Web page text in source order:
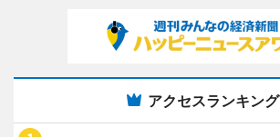
アクセスランキング